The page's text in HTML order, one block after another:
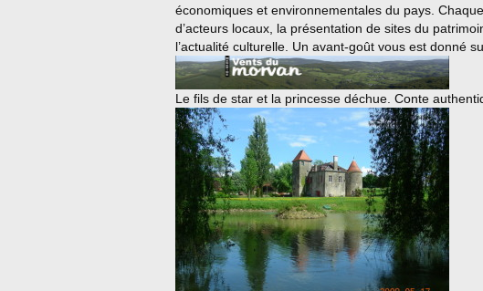
économiques et environnementales du pays.
d’acteurs locaux, la présentation de sites du
l’actualité culturelle. Un avant-goût vous est donné
Le fils de star et la princesse déchue. Conte